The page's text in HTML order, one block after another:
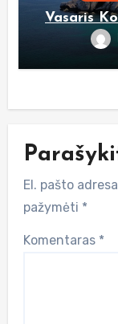
Vasaris
El. pašto
pažymėti *
Komentaras *